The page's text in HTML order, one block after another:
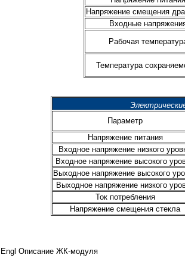
Напряжение смещения
Входные
Рабочая
Температура
Параметр
Напряжение питания
Входное напряжение низкого
Входное напряжение высокого
Выходное напряжение высокого
Выходное напряжение низкого
Ток потребления
Напряжение смещения стекла
Описание ЖК-модуля